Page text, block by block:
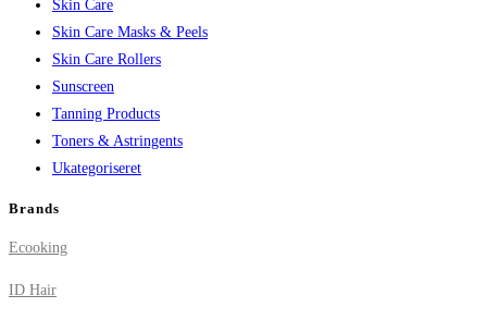
Skin Care
Skin Care Masks & Peels
Skin Care Rollers
Sunscreen
Tanning Products
Toners & Astringents
Ukategoriseret
Brands
Ecooking
ID Hair